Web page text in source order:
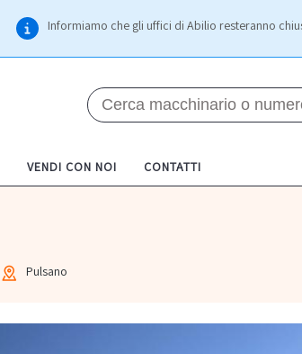
Informiamo che gli uffici di Abilio resteranno
VENDI CON NOI CONTATTI
Pulsano